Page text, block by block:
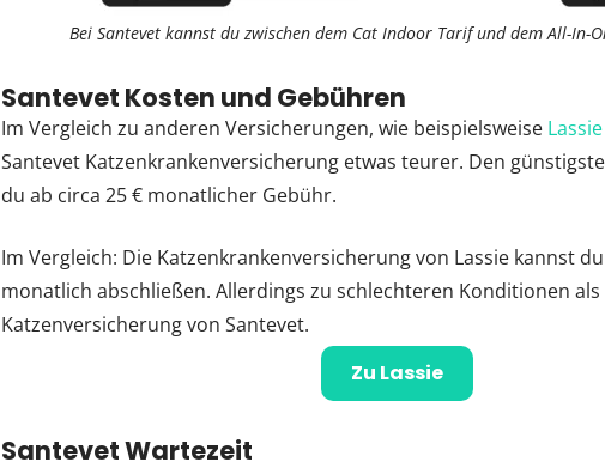
Bei Santevet kannst du zwischen dem Cat Indoor Tarif und dem All-In-
Santevet Kosten und Gebühren
Im Vergleich zu anderen Versicherungen, wie beispielsweise Lassie
Santevet Katzenkrankenversicherung etwas teurer. Den
du ab circa 25 € monatlicher Gebühr.
Im Vergleich: Die Katzenkrankenversicherung von Lassie kannst
monatlich abschließen. Allerdings zu schlechteren Konditionen als
Katzenversicherung von Santevet.
Zu Lassie
Santevet Wartezeit